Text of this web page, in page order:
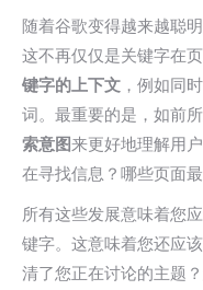
随着谷歌变得越来越聪
这不再仅仅是关键字在
键字的上下文 ，例如同
词。最重要的是，如前
索意图来更好地理解用
在寻找信息？哪些页面
所有这些发展意味着您
键字。这意味着您还应
清了您正在讨论的主题